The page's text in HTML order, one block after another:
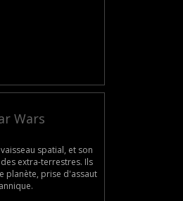
Wars
spatial, et son
extra-terrestres. Ils
planète, prise d'assaut